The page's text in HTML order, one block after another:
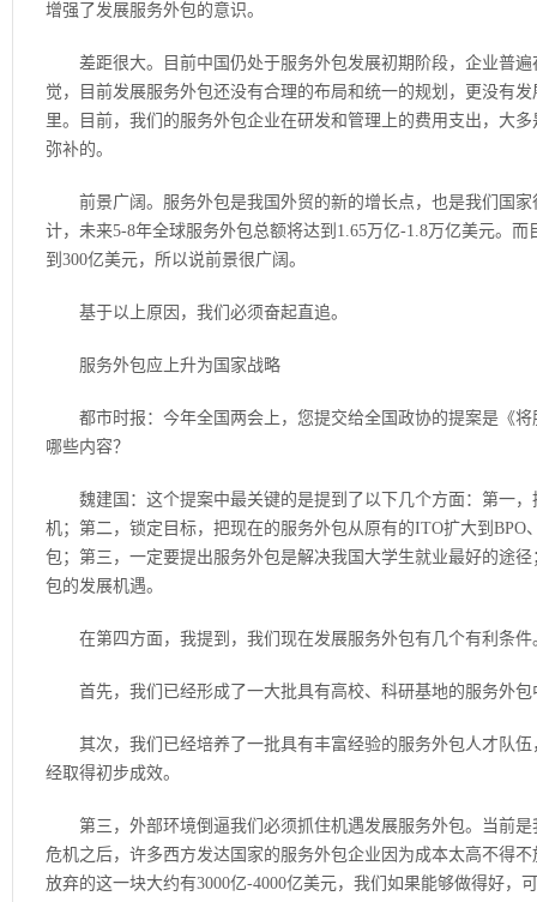
增强了发展服务外包的意识。
差距很大。目前中国仍处于服务外包发展初期阶段，企业普遍
觉，目前发展服务外包还没有合理的布局和统一的规划，更没有
里。目前，我们的服务外包企业在研发和管理上的费用支出，大
弥补的。
前景广阔。服务外包是我国外贸的新的增长点，也是我们国家
计，未来5-8年全球服务外包总额将达到1.65万亿-1.8万亿美元。
到300亿美元，所以说前景很广阔。
基于以上原因，我们必须奋起直追。
服务外包应上升为国家战略
都市时报：今年全国两会上，您提交给全国政协的提案是《将
哪些内容？
魏建国：这个提案中最关键的是提到了以下几个方面：第一，
机；第二，锁定目标，把现在的服务外包从原有的ITO扩大到BPO
包；第三，一定要提出服务外包是解决我国大学生就业最好的途
包的发展机遇。
在第四方面，我提到，我们现在发展服务外包有几个有利条件
首先，我们已经形成了一大批具有高校、科研基地的服务外包
其次，我们已经培养了一批具有丰富经验的服务外包人才队伍
经取得初步成效。
第三，外部环境倒逼我们必须抓住机遇发展服务外包。当前是
危机之后，许多西方发达国家的服务外包企业因为成本太高不得
放弃的这一块大约有3000亿-4000亿美元，我们如果能够做得好，